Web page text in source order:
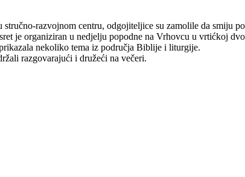
razvojnom centru, odgojiteljice su zamolile da smiju
je organiziran u nedjelju popodne na Vrhovcu u vrtićkoj
nekoliko tema iz područja Biblije i liturgije.
razgovarajući i družeći na večeri.